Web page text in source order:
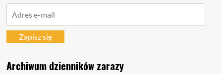
mailZapisz się
Archiwum dzienników zarazy